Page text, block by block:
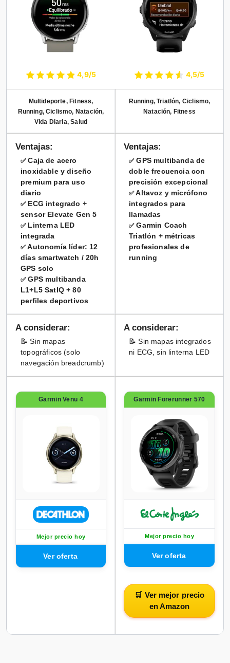
4,9/5 4,5/5
Multideporte, Fitness,
Running, Ciclismo, Natación,
Vida Diaria, Salud
Running, Triatlón, Ciclismo,
Natación, Fitness
Ventajas:
✅Caja de acero
inoxidable y diseño
premium para uso
diario
✅ECG integrado +
sensor Elevate Gen 5
✅Linterna LED
integrada
✅Autonomía líder: 12
días smartwatch / 20h
GPS solo
✅GPS multibanda
L1+L5 SatIQ + 80
perfiles deportivos
Ventajas:
✅GPS multibanda de
doble frecuencia con
precisión excepcional
✅Altavoz y micrófono
integrados para
llamadas
✅Garmin Coach
Triatlón + métricas
profesionales de
running
A considerar:
📝 Sin mapas
topográficos (solo
navegación breadcrumb)
A considerar:
📝 Sin mapas integrados
ni ECG, sin linterna LED
Garmin Venu 4
Mejor precio hoy
Garmin Forerunner 570
Mejor precio hoy
🛒 Ver mejor precio
en Amazon